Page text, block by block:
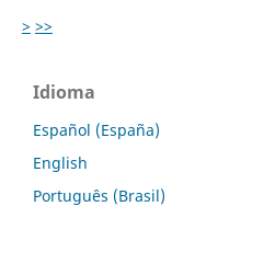
> >>
Idioma
Español (España)
English
Português (Brasil)